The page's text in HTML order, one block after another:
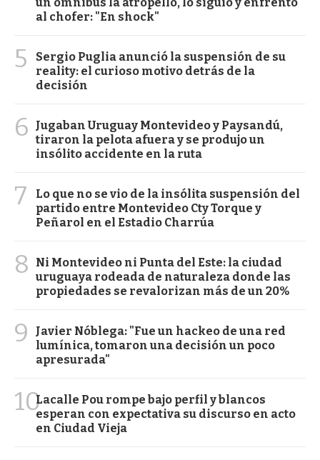
al chofer: "En shock"
5
Sergio Puglia anunció la suspensión de su
reality: el curioso motivo detrás de la
decisión
6
Jugaban Uruguay Montevideo y Paysandú,
tiraron la pelota afuera y se produjo un
insólito accidente en la ruta
7
Lo que no se vio de la insólita suspensión del
partido entre Montevideo Cty Torque y
Peñarol en el Estadio Charrúa
8
Ni Montevideo ni Punta del Este: la ciudad
uruguaya rodeada de naturaleza donde las
propiedades se revalorizan más de un 20%
9
Javier Nóblega: "Fue un hackeo de una red
lumínica, tomaron una decisión un poco
apresurada"
10Lacalle Pou rompe bajo perfil y blancos
esperan con expectativa su discurso en acto
en Ciudad Vieja